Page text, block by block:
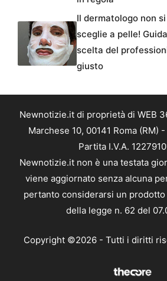
Il dermatologo non si
sceglie a pelle!
scelta del
giusto
Newnotizie.it di proprietà di WEB
Marchese 10, 00141 Roma (RM)
Partita I.V.A.
Newnotizie.it non è una testata
viene aggiornato senza alcuna
pertanto considerarsi un
della legge n. 62 del
Copyright ©2026 - Tutti i diritti